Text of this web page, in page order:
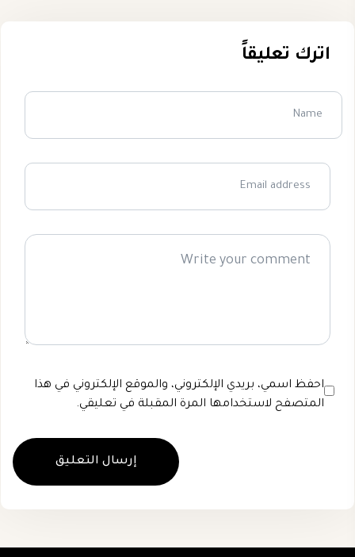
اترك تعليقاً
احفظ اسمي، بريدي الإلكتروني، والموقع الإلكتروني في هذا
المتصفح لاستخدامها المرة المقبلة في تعليقي.